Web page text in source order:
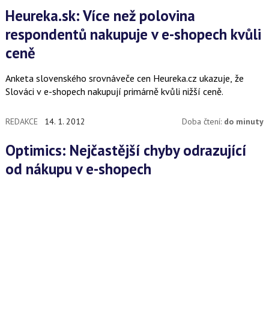
Heureka.sk: Více než polovina
respondentů nakupuje v e-shopech kvůli
ceně
Anketa slovenského srovnáveče cen Heureka.cz ukazuje, že
Slováci v e-shopech nakupují primárně kvůli nižší ceně.
REDAKCE 14. 1. 2012 Doba čtení: do minuty
Optimics: Nejčastější chyby odrazující
od nákupu v e-shopech